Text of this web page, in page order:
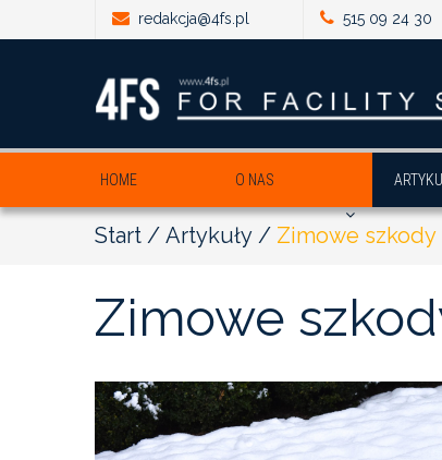
redakcja@4fs.pl 515 09 24 30
HOME O NAS
Start Artykuły Zimowe
Zimowe